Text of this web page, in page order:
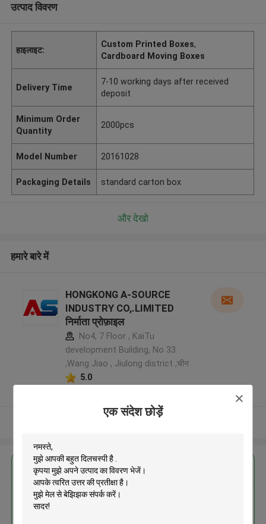
एक संदेश छोड़ें
उत्पाद विवरण
हाइलाइट:
Custom Printed Boxes,
Cardboard Moving Boxes
Delivery Time
7-10 working days after received
deposit
Minimum Order
Quantity
2000pcs
Model Number 20161028
Packaging Details standard carton box
और देखो
हमारे बारे में
HONGKONG A-SOURCE
INDUSTRY CO,.LIMITED
निर्माता प्रोफ़ाइल
No4, 7 Floor , KaiTu
development Building, No 33
,Wang Jiao , Jiulong district ,चीन
5.0
सबसे उत्तम प्रतिदान प्राप्त करें